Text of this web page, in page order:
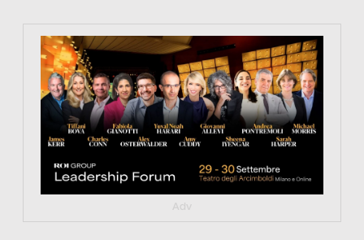
https://tinyurl.com/363fvfm9
Adv